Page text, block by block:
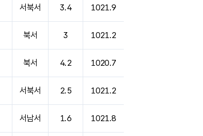
서북서 3.4 1021.9
북서 3 1021.2
북서 4.2 1020.7
서북서 2.5 1021.2
서남서 1.6 1021.8